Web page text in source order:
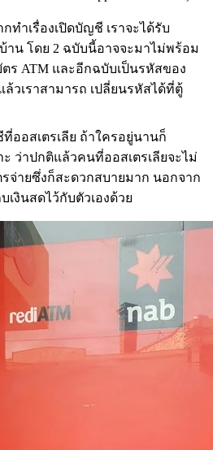
ทำเรื่องเปิดบัญชี เราจะได้รับ
าน โดย 2 ฉบับนี้อาจจะมาไม่พร้อม
ร ATM และอีกฉบับเป็นรหัสของ
ล้วเราสามารถ เปลี่ยนรหัสได้ที่ตู้
อสเตรเลีย ถ้าใครอยู่นานก็
ะ ว่าปกติแล้วคนที่ออสเตรเลียจะไม่
จ่ายซึ่งก็สะดวกสบายมาก นอกจาก
เงินสดไว้กับตัวเองด้วย